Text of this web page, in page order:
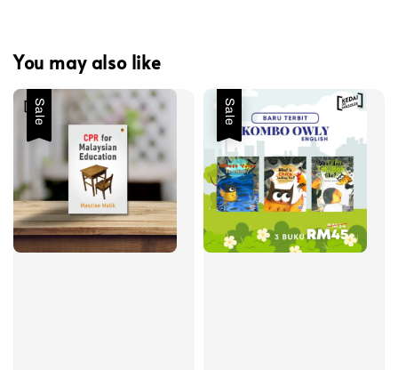
You may also like
Sale Sale